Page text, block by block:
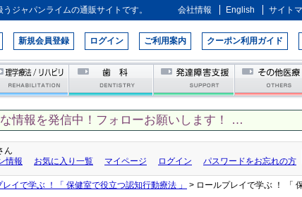
ジャパンライムの通販サイトです。 会社情報 English サイト
新規会員登録 ログイン ご利用案内 クーポン利用ガイド
情報を発信中！フォローお願いします！ …
ん
情報
お気に入り一覧 マイページ ログイン パスワードをお忘れの方
レイで学ぶ ！「 保健室で役立つ認知行動療法 」
> ロールプレイで学ぶ ！ 「